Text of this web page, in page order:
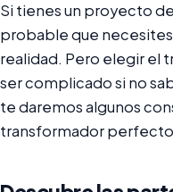
Si tienes un proyecto
probable que
realidad. Pero elegir el
ser complicado si no
te daremos algunos
transformador